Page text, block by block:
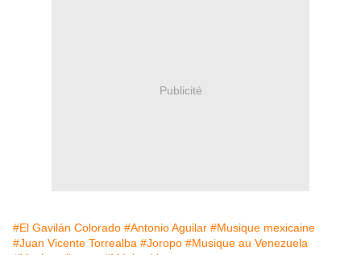
Publicité
#El Gavilán Colorado #Antonio Aguilar #Musique mexicaine
#Juan Vicente Torrealba #Joropo #Musique au Venezuela